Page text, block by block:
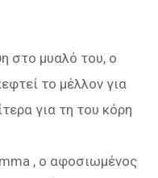
στο μυαλό του, ο
το μέλλον για
για τη του κόρη
, ο αφοσιωμένος